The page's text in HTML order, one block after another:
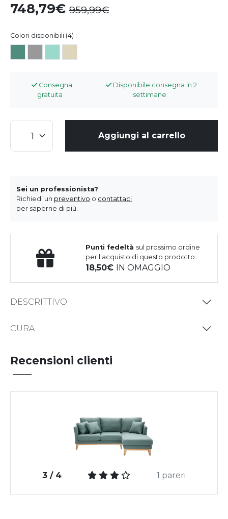
748,79 959,99
Colori disponibili (4) :
Consegna
gratuita
Disponibile consegna in 2
settimane
Aggiungi al carrello
Sei un professionista?
Richiedi un preventivo o contattaci
per saperne di più.
Punti fedeltà sul prossimo ordine
per l'acquisto di questo prodotto.
18,50 IN OMAGGIO
DESCRITTIVO
CURA
Recensioni clienti
3 / 4 1 pareri